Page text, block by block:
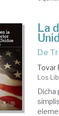
La
de
Tovar
Los
Dicha